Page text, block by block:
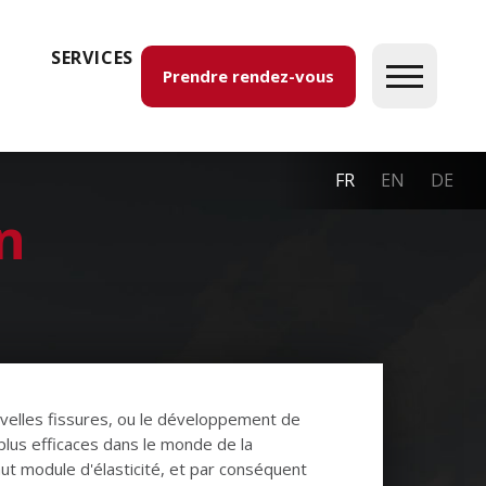
Prendre rendez-vous
FR EN DE
SERVICES
fissures, ou le développement de
efficaces dans le monde de la
module d'élasticité, et par conséquent